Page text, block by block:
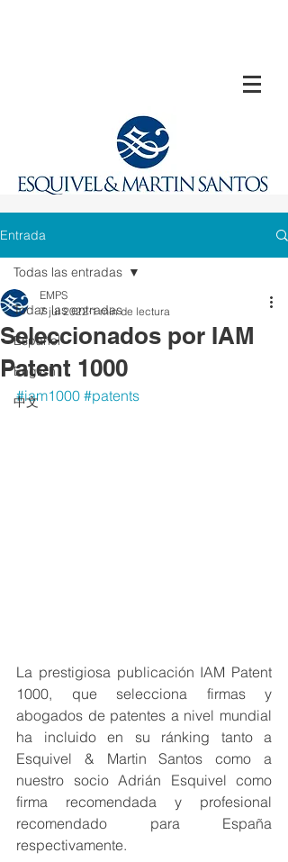
Entrada
Todas las entradas
Español
English
中文
Todas las entradas
Seleccionados por IAM
Patent 1000
EMPS
7 jul 2022 1 min de lectura
#iam1000 #patents
La prestigiosa publicación IAM Patent
1000, que selecciona firmas y
abogados de patentes a nivel mundial
ha incluido en su ránking tanto a
Esquivel & Martin Santos como a
nuestro socio Adrián Esquivel como
firma recomendada y profesional
recomendado para España
respectivamente.